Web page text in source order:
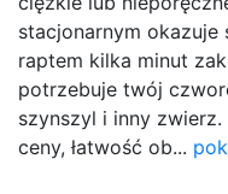
stacjonarnym okazuje
raptem kilka minut
potrzebuje twój
szynszyl i inny
ceny, łatwość ob...